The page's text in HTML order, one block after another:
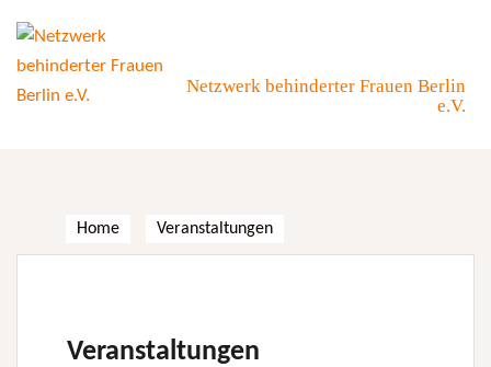
content
Netzwerk behinderter Frauen Berlin
e.V.
Home Veranstaltungen
Veranstaltungen